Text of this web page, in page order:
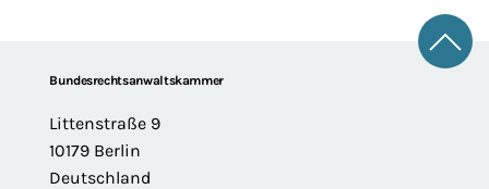
FooterBundesrechtsanwaltskammer
Littenstraße 9
10179 Berlin
Deutschland